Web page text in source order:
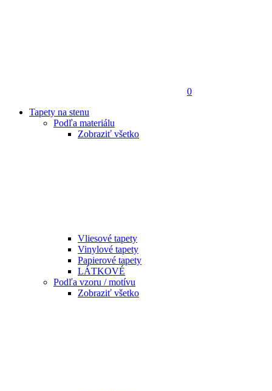
0
Tapety na stenu
Podľa materiálu
Zobraziť všetko
Vliesové tapety
Vinylové tapety
Papierové tapety
LÁTKOVÉ
Podľa vzoru / motívu
Zobraziť všetko